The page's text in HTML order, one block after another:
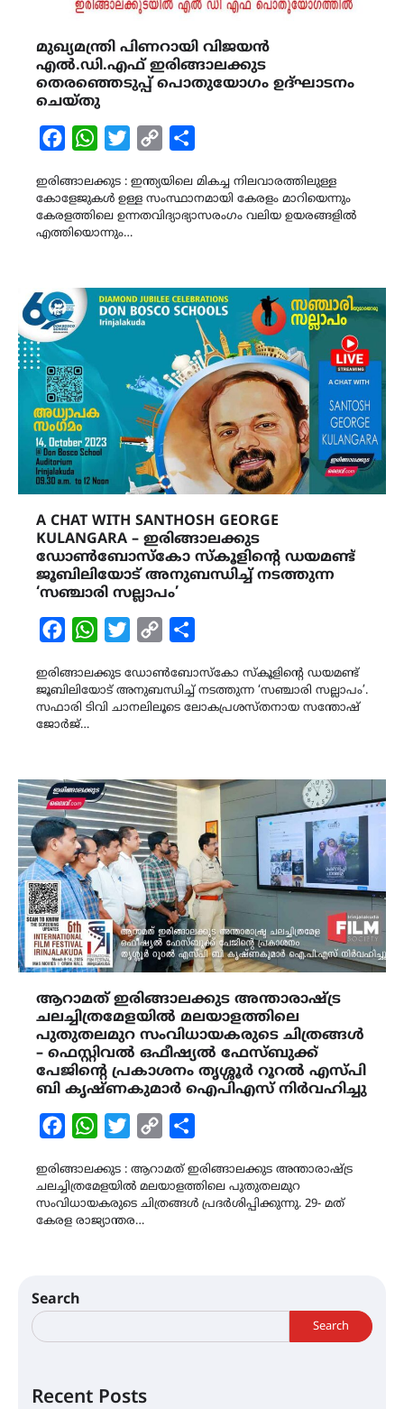
മുഖ്യമന്ത്രി പിണറായി വിജയൻ
എൽ.ഡി.എഫ് ഇരിങ്ങാലക്കുട
തെരഞ്ഞെടുപ്പ് പൊതുയോഗം ഉദ്ഘാടനം
ചെയ്തു
FacebookWhatsAppTwitterCopy
ഇരിങ്ങാലക്കുട : ഇന്ത്യയിലെ മികച്ച നിലവാരത്തിലുള്ള
കോളേജുകൾ ഉള്ള സംസ്ഥാനമായി കേരളം മാറിയെന്നും
കേരളത്തിലെ ഉന്നതവിദ്യാഭ്യാസരംഗം വലിയ ഉയരങ്ങളിൽ
എത്തിയൊന്നും…
A CHAT WITH SANTHOSH GEORGE
KULANGARA – ഇരിങ്ങാലക്കുട
ഡോൺബോസ്കോ സ്കൂളിന്‍റെ ഡയമണ്ട്
ജൂബിലിയോട് അനുബന്ധിച്ച് നടത്തുന്ന
‘സഞ്ചാരി സല്ലാപം’
FacebookWhatsAppTwitterCopy
ഇരിങ്ങാലക്കുട ഡോൺബോസ്കോ സ്കൂളിന്‍റെ ഡയമണ്ട്
ജൂബിലിയോട് അനുബന്ധിച്ച് നടത്തുന്ന ‘സഞ്ചാരി സല്ലാപം’.
സഫാരി ടിവി ചാനലിലൂടെ ലോകപ്രശസ്തനായ സന്തോഷ്
ജോർജ്…
ആറാമത് ഇരിങ്ങാലക്കുട അന്താരാഷ്ട്ര
ചലച്ചിത്രമേളയിൽ മലയാളത്തിലെ
പുതുതലമുറ സംവിധായകരുടെ ചിത്രങ്ങൾ
– ഫെസ്റ്റിവൽ ഒഫീഷ്യൽ ഫേസ്ബുക്ക്
പേജിൻ്റെ പ്രകാശനം തൃശ്ശൂർ റൂറൽ എസ്പി
ബി കൃഷ്ണകുമാർ ഐപിഎസ് നിർവഹിച്ചു
FacebookWhatsAppTwitterCopy
ഇരിങ്ങാലക്കുട : ആറാമത് ഇരിങ്ങാലക്കുട അന്താരാഷ്ട്ര
ചലച്ചിത്രമേളയിൽ മലയാളത്തിലെ പുതുതലമുറ
സംവിധായകരുടെ ചിത്രങ്ങൾ പ്രദർശിപ്പിക്കുന്നു. 29- മത്
കേരള രാജ്യാന്തര…
Search
Search
Recent Posts